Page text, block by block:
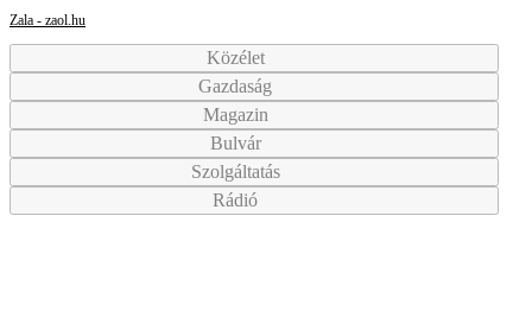
Zala - zaol.hu
Közélet
Gazdaság
Magazin
Bulvár
Szolgáltatás
Rádió